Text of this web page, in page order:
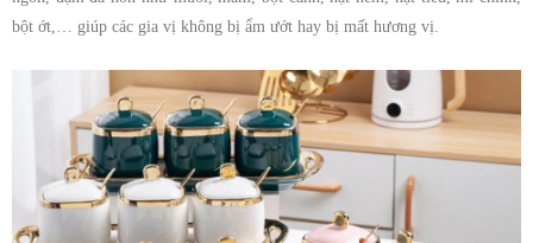
bột ớt,… giúp các gia vị không bị ẩm ướt hay bị mất hương vị.